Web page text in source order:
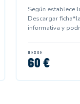
Según establece
Descargar
informativa y
DESDE
60 €